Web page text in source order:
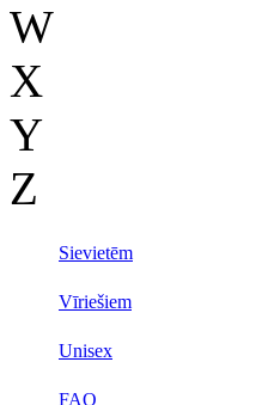
W
X
Y
Z
Sievietēm
Vīriešiem
Unisex
FAQ